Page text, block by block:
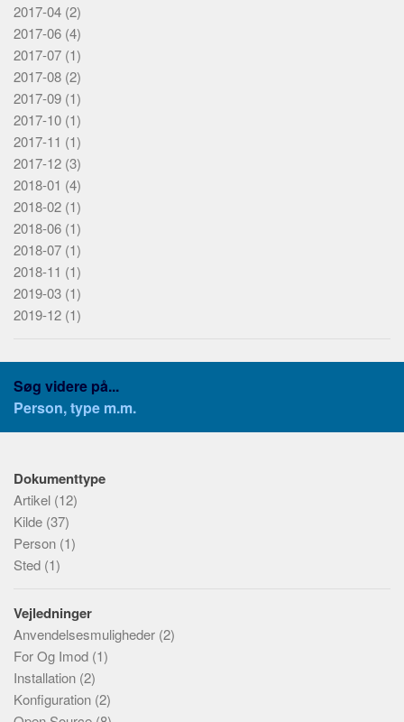
Målgrupper
Vejledninger
Lande
Personer
Steder
Kilder
Emner
Platform
Stak
Programmeringssprog
Struktur
Emneord
Vurderinger
Funktioner
Brugervenlighed
Sikkerhed
Anerkendelse
Udbredelse
2017-04 (2)
2017-06 (4)
2017-07 (1)
2017-08 (2)
2017-09 (1)
2017-10 (1)
2017-11 (1)
2017-12 (3)
2018-01 (4)
2018-02 (1)
2018-06 (1)
2018-07 (1)
2018-11 (1)
2019-03 (1)
2019-12 (1)
Søg videre på...
Person, type m.m.
Dokumenttype
Artikel (12)
Kilde (37)
Person (1)
Sted (1)
Vejledninger
Anvendelsesmuligheder (2)
For Og Imod (1)
Installation (2)
Konfiguration (2)